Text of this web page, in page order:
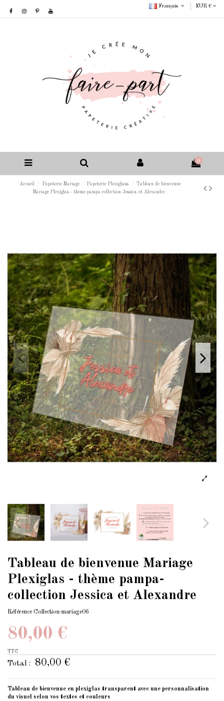
Français EUR €
0
Accueil Papeterie Mariage Papeterie Plexiglass
Tableau de bienvenue
Mariage Plexiglas - thème pampa-collection Jessica et Alexandre
Tableau de bienvenue Mariage
Plexiglas - thème pampa-
collection Jessica et Alexandre
Référence Collection-mariage06
80,00 €
TTC
Total : 80,00 €
Tableau de bienvenue en plexiglas transparent avec une personnalisation
du visuel selon vos textes et couleurs